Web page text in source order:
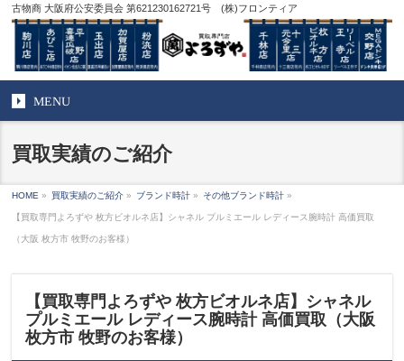
古物商 大阪府公安委員会 第621230162721号 (株)フロンティア
MENU
買取実績のご紹介
HOME » 買取実績のご紹介 » ブランド時計 » その他ブランド時計 »
【買取専門よろずや 枚方ビオルネ店】シャネル プルミエール レディース腕時計 高価買取
（大阪 枚方市 牧野のお客様）
【買取専門よろずや 枚方ビオルネ店】シャネル
プルミエール レディース腕時計 高価買取（大阪
枚方市 牧野のお客様）